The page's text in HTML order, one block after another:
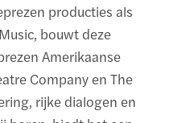
producties als
bouwt deze
Amerikaanse
Company en The
rijke dialogen en